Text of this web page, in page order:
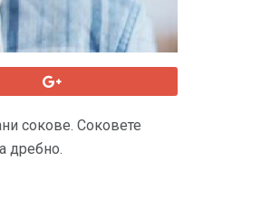
сокове. Соковете
дребно.